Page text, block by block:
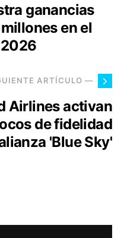
ganancias
en el
ARTÍCULO —
Airlines activan
de fidelidad
'Blue Sky'